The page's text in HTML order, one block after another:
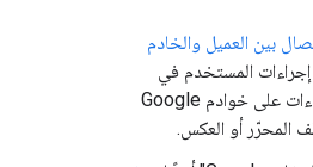
بين العميل والخادم
المستخدم في
الواجهة إلى إجراءات على خوادم Google
المحرّر أو العكس.